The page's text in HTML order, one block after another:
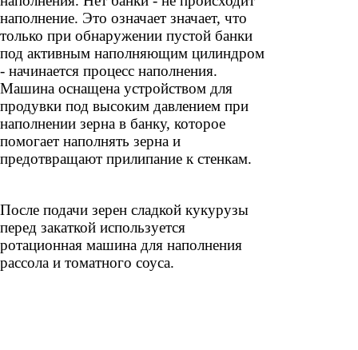
наполнение. Это означает значает, что
только при обнаружении пустой банки
под активным наполняющим цилиндром
- начинается процесс наполнения.
Машина оснащена устройством для
продувки под высоким давлением при
наполнении зерна в банку, которое
помогает наполнять зерна и
предотвращают прилипание к стенкам.
После подачи зерен сладкой кукурузы
перед закаткой используется
ротационная машина для наполнения
рассола и томатного соуса.